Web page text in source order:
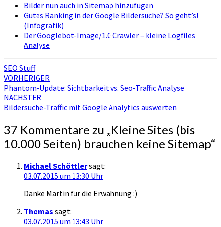
Bilder nun auch in Sitemap hinzufügen
Gutes Ranking in der Google Bildersuche? So geht’s!
(Infografik)
Der Googlebot-Image/1.0 Crawler – kleine Logfiles
Analyse
SEO Stuff
Beitragsnavigation
VORHERIGER
Phantom-Update: Sichtbarkeit vs. Seo-Traffic Analyse
NÄCHSTER
Bildersuche-Traffic mit Google Analytics auswerten
37 Kommentare zu „Kleine Sites (bis
10.000 Seiten) brauchen keine Sitemap“
Michael Schöttlersagt:
03.07.2015 um 13:30 Uhr
Danke Martin für die Erwähnung :)
Thomas sagt:
03.07.2015 um 13:43 Uhr